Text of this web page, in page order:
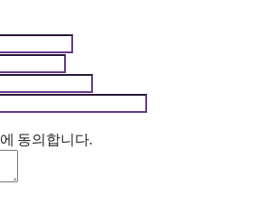
에 동의합니다.